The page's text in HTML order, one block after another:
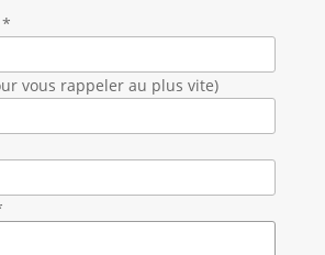
*
vous rappeler au plus vite)